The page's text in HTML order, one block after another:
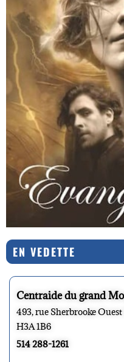
EN VEDETTE
Centraide du grand
493, rue Sherbrooke
H3A 1B6
514 288-1261